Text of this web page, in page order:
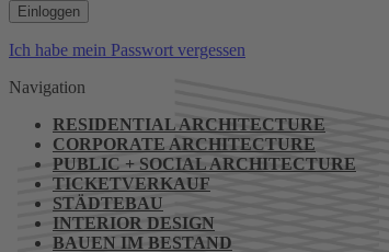
Ich habe mein Passwort vergessen
Navigation
RESIDENTIAL ARCHITECTURE
CORPORATE ARCHITECTURE
PUBLIC + SOCIAL ARCHITECTURE
TICKETVERKAUF
STÄDTEBAU
INTERIOR DESIGN
BAUEN IM BESTAND